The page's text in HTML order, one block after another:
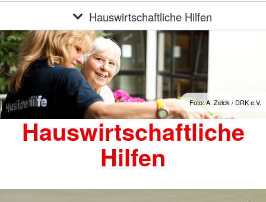
Hauswirtschaftliche Hilfen
Foto: A. Zelck / DRK e.V.
Hauswirtschaftliche
Hilfen